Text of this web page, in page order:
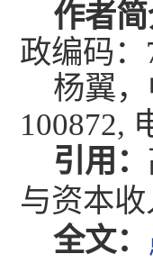
作者
政编码：
杨翼
100872,
引用：
与资本
全文：